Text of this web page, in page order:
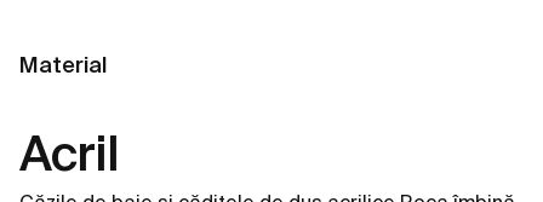
Material
Acril